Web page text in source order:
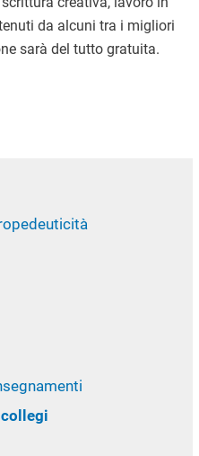
da alcuni tra i migliori
sarà del tutto gratuita.